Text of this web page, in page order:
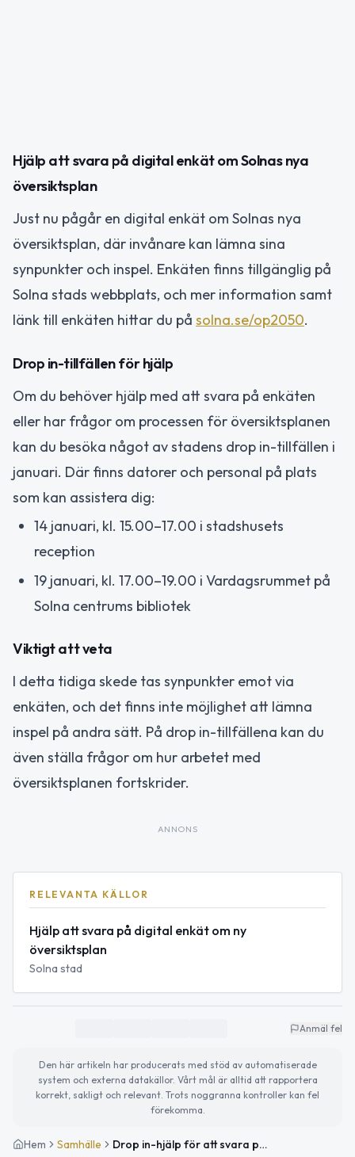
Hjälp att svara på digital enkät om Solnas nya
översiktsplan
Just nu pågår en digital enkät om Solnas nya
översiktsplan, där invånare kan lämna sina
synpunkter och inspel. Enkäten finns tillgänglig på
Solna stads webbplats, och mer information samt
länk till enkäten hittar du på solna.se/op2050.
Drop in-tillfällen för hjälp
Om du behöver hjälp med att svara på enkäten
eller har frågor om processen för översiktsplanen
kan du besöka något av stadens drop in-tillfällen i
januari. Där finns datorer och personal på plats
som kan assistera dig:
14 januari, kl. 15.00–17.00 i stadshusets
reception
19 januari, kl. 17.00–19.00 i Vardagsrummet på
Solna centrums bibliotek
Viktigt att veta
I detta tidiga skede tas synpunkter emot via
enkäten, och det finns inte möjlighet att lämna
inspel på andra sätt. På drop in-tillfällena kan du
även ställa frågor om hur arbetet med
översiktsplanen fortskrider.
ANNONS
RELEVANTA KÄLLOR
Hjälp att svara på digital enkät om ny
översiktsplan
Solna stad
Anmäl fel
Den här artikeln har producerats med stöd av automatiserade
system och externa datakällor. Vårt mål är alltid att rapportera
korrekt, sakligt och relevant. Trots noggranna kontroller kan fel
förekomma.
Hem Samhälle Drop in-hjälp för att svara på digital enkät om Solnas nya översiktsplan